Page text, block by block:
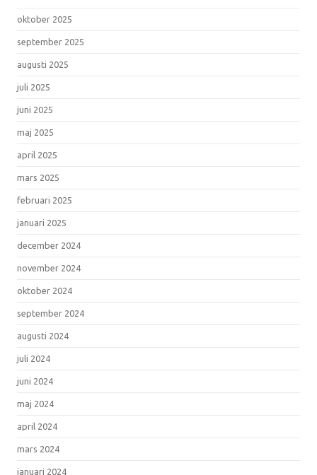
oktober 2025
september 2025
augusti 2025
juli 2025
juni 2025
maj 2025
april 2025
mars 2025
februari 2025
januari 2025
december 2024
november 2024
oktober 2024
september 2024
augusti 2024
juli 2024
juni 2024
maj 2024
april 2024
mars 2024
januari 2024